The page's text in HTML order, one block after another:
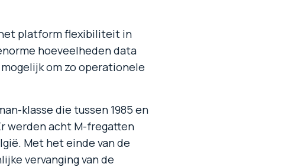
platform flexibiliteit in
hoeveelheden data
om zo operationele
klasse die tussen 1985 en
werden acht M-fregatten
Met het einde van de
vervanging van de